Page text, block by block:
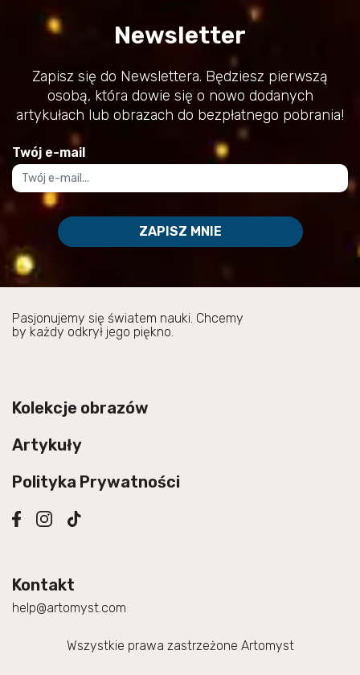
Newsletter
Zapisz się do Newslettera. Będziesz pierwszą
osobą, która dowie się o nowo dodanych
artykułach lub obrazach do bezpłatnego pobrania!
Twój e-mail
ZAPISZ MNIE
Pasjonujemy się światem nauki. Chcemy
by każdy odkrył jego piękno.
Kolekcje obrazów
Artykuły
Polityka Prywatności
Kontakt
help@artomyst.com
Wszystkie prawa zastrzeżone Artomyst